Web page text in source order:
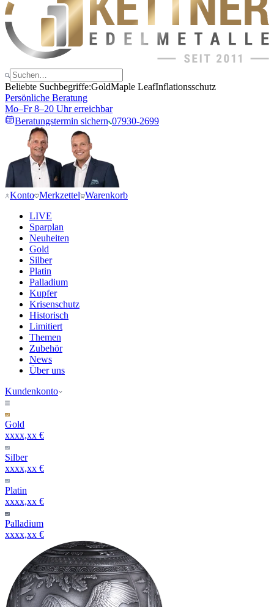
Beliebte Suchbegriffe:GoldMaple LeafInflationsschutz
Persönliche Beratung
Mo–Fr 8–20 Uhr erreichbar
Beratungstermin sichern 07930-2699
Konto Merkzettel Warenkorb
LIVE
Sparplan
Neuheiten
Gold
Silber
Platin
Palladium
Kupfer
Krisenschutz
Historisch
Limitiert
Themen
Zubehör
News
Über uns
Kundenkonto
Gold
xxxx,xx €
Silber
xxxx,xx €
Platin
xxxx,xx €
Palladium
xxxx,xx €